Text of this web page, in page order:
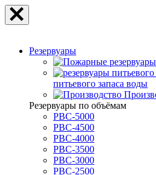
Резервуары
питьевого запаса воды
Резервуары по объёмам
РВС-5000
РВС-4500
РВС-4000
РВС-3500
РВС-3000
РВС-2500